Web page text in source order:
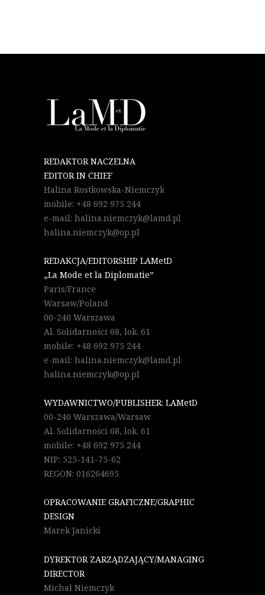
REDAKTOR NACZELNA
EDITOR IN CHIEF
Halina Rostkowska-Niemczyk
mobile: +48 692 975 244
e-mail: halina.niemczyk@lamd.pl
halina.niemczyk@op.pl
REDAKCJA/EDITORSHIP LAMetD
„La Mode et la Diplomatie”
Paris/France
Warsaw/Poland
00-240 Warszawa
Al. Solidarności 68, lok. 61
mobile: +48 692 975 244
e-mail: halina.niemczyk@lamd.pl
halina.niemczyk@op.pl
WYDAWNICTWO/PUBLISHER: LAMetD
00-240 Warszawa/Warsaw
Al. Solidarności 68, lok. 61
mobile: +48 692 975 244
NIP: 525-141-75-62
REGON: 016264695
OPRACOWANIE GRAFICZNE/GRAPHIC
DESIGN
Marek Janicki
DYREKTOR ZARZĄDZAJĄCY/MANAGING
DIRECTOR
Michał Niemczyk